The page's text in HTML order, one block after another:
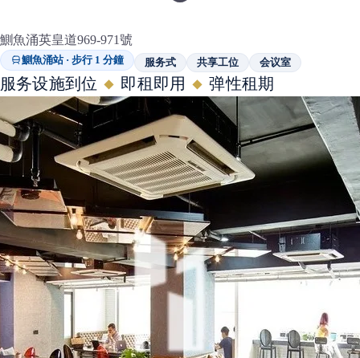
鰂魚涌英皇道969-971號
鰂魚涌站 · 步行 1 分鐘 服务式 共享工位 会议室
服务设施到位 ◆ 即租即用 ◆ 弹性租期